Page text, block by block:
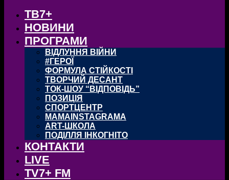
ТВ7+
НОВИНИ
ПРОГРАМИ
ВІДЛУННЯ ВІЙНИ
#ГЕРОЇ
ФОРМУЛА СТІЙКОСТІ
ТВОРЧИЙ ДЕСАНТ
ТОК-ШОУ “ВІДПОВІДЬ”
ПОЗИЦІЯ
СПОРТЦЕНТР
MAMAINSTAGRAMA
ART-ШКОЛА
ПОДІЛЛЯ ІНКОГНІТО
КОНТАКТИ
LIVE
TV7+ FM